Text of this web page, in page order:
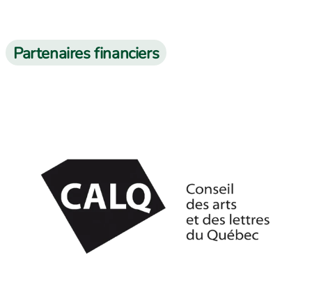
Partenaires financiers